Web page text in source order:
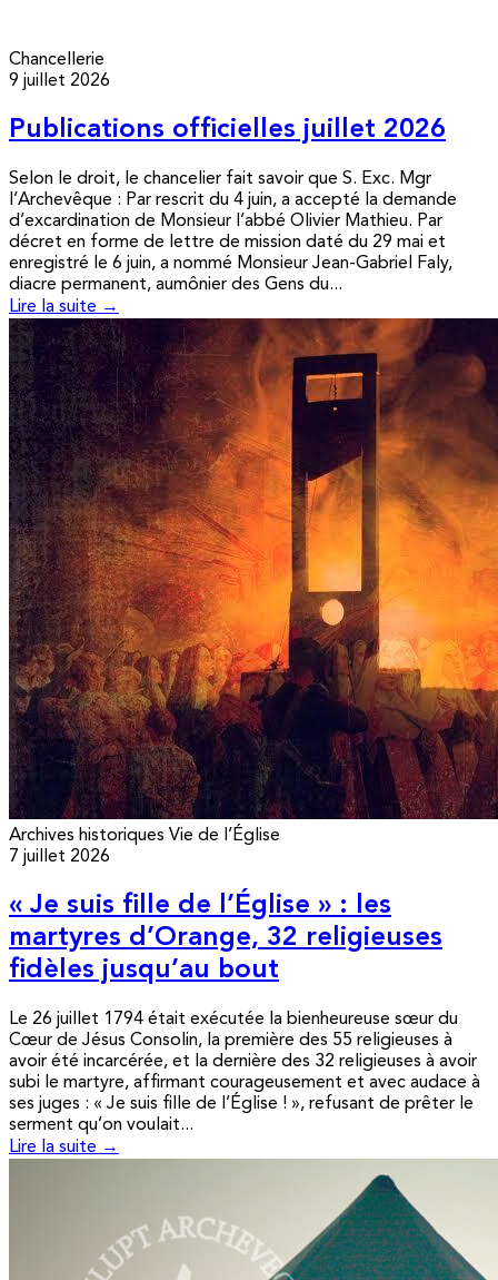
Chancellerie
9 juillet 2026
Publications officielles juillet 2026
Selon le droit, le chancelier fait savoir que S. Exc. Mgr
l’Archevêque : Par rescrit du 4 juin, a accepté la demande
d’excardination de Monsieur l’abbé Olivier Mathieu. Par
décret en forme de lettre de mission daté du 29 mai et
enregistré le 6 juin, a nommé Monsieur Jean-Gabriel Faly,
diacre permanent, aumônier des Gens du...
Lire la suite →
Archives historiques Vie de l’Église
7 juillet 2026
« Je suis fille de l’Église » : les
martyres d’Orange, 32 religieuses
fidèles jusqu’au bout
Le 26 juillet 1794 était exécutée la bienheureuse sœur du
Cœur de Jésus Consolin, la première des 55 religieuses à
avoir été incarcérée, et la dernière des 32 religieuses à avoir
subi le martyre, affirmant courageusement et avec audace à
ses juges : « Je suis fille de l’Église ! », refusant de prêter le
serment qu’on voulait...
Lire la suite →